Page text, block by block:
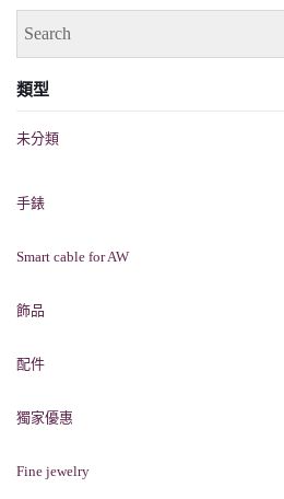
類型
未分類
手錶
Smart cable for AW
飾品
配件
獨家優惠
Fine jewelry